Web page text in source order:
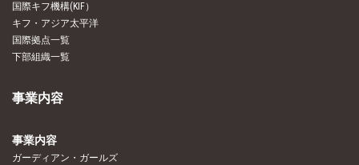
国際キフ機構(KIF）
キフ・アジア太平洋
国際拠点一覧
下部組織一覧
事業内容
事業内容
ガーディアン・ガールズ